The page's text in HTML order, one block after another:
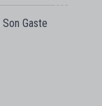
Son Gaste